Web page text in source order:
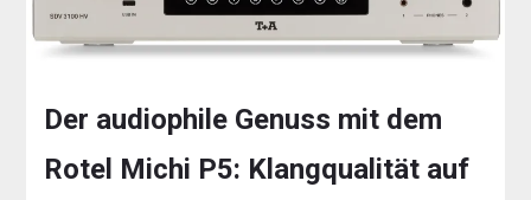
Der audiophile Genuss mit dem
Rotel Michi P5: Klangqualität auf